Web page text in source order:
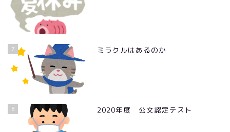
7 ミラクルはあるのか
8 2020年度 公文認定テスト